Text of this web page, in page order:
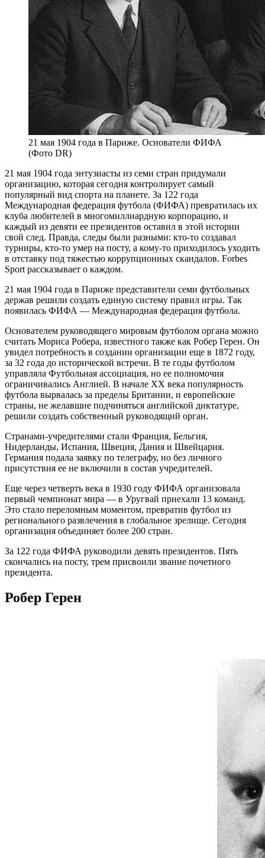
21 мая 1904 года в Париже. Основатели ФИФА
(Фото DR)
21 мая 1904 года энтузиасты из семи стран придумали
организацию, которая сегодня контролирует самый
популярный вид спорта на планете. За 122 года
Международная федерация футбола (ФИФА) превратилась их
клуба любителей в многомиллиардную корпорацию, и
каждый из девяти ее президентов оставил в этой истории
свой след. Правда, следы были разными: кто-то создавал
турниры, кто-то умер на посту, а кому-то приходилось уходить
в отставку под тяжестью коррупционных скандалов. Forbes
Sport рассказывает о каждом.
21 мая 1904 года в Париже представители семи футбольных
держав решили создать единую систему правил игры. Так
появилась ФИФА — Международная федерация футбола.
Основателем руководящего мировым футболом органа можно
считать Мориса Робера, известного также как Робер Герен. Он
увидел потребность в создании организации еще в 1872 году,
за 32 года до исторической встречи. В те годы футболом
управляла Футбольная ассоциация, но ее полномочия
ограничивались Англией. В начале XX века популярность
футбола вырвалась за пределы Британии, и европейские
страны, не желавшие подчиняться английской диктатуре,
решили создать собственный руководящий орган.
Странами-учредителями стали Франция, Бельгия,
Нидерланды, Испания, Швеция, Дания и Швейцария.
Германия подала заявку по телеграфу, но без личного
присутствия ее не включили в состав учредителей.
Еще через четверть века в 1930 году ФИФА организовала
первый чемпионат мира — в Уругвай приехали 13 команд.
Это стало переломным моментом, превратив футбол из
регионального развлечения в глобальное зрелище. Сегодня
организация объединяет более 200 стран.
За 122 года ФИФА руководили девять президентов. Пять
скончались на посту, трем присвоили звание почетного
президента.
Робер Герен